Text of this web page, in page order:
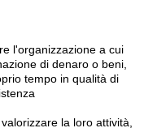
l'organizzazione a cui
di denaro o beni,
tempo in qualità di
la loro attività,